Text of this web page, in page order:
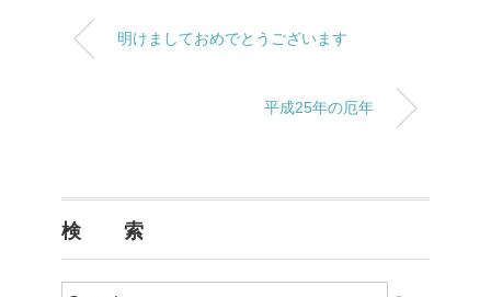
明けましておめでとうございます
平成25年の厄年
検 索